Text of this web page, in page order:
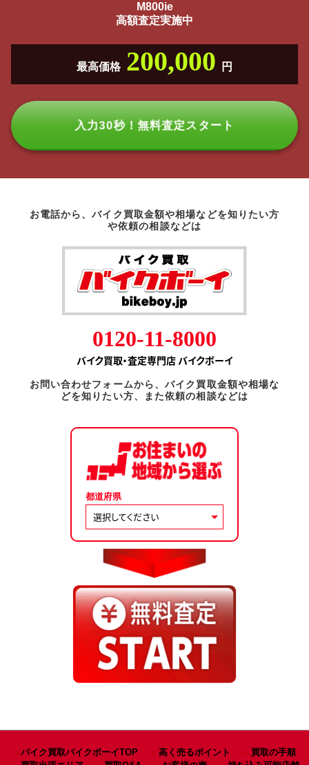
M800ie
高額査定実施中
最高価格 200,000 円
入力30秒！無料査定スタート
お電話から、バイク買取金額や相場などを知りたい方
や依頼の相談などは
0120-11-8000
バイク買取・査定専門店 バイクボーイ
お問い合わせフォームから、バイク買取金額や相場な
どを知りたい方、また依頼の相談などは
都道府県
バイク買取バイクボーイTOP 高く売るポイント
買取の手順